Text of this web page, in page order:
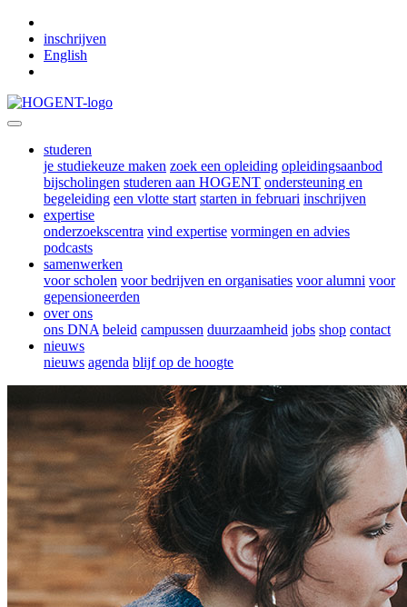
inschrijven
English
studeren
je studiekeuze maken zoek een opleiding opleidingsaanbod
bijscholingen studeren aan HOGENT ondersteuning en
begeleiding een vlotte start starten in februari inschrijven
expertise
onderzoekscentra vind expertise vormingen en advies
podcasts
samenwerken
voor scholen voor bedrijven en organisaties voor alumni voor
gepensioneerden
over ons
ons DNA beleid campussen duurzaamheid jobs shop contact
nieuws
nieuws agenda blijf op de hoogte